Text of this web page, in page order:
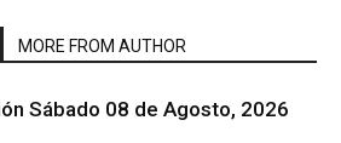
MORE FROM AUTHOR
Sábado 08 de Agosto, 2026